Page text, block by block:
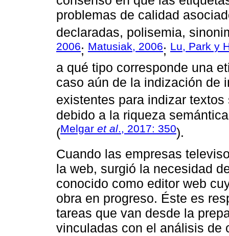
problemas de calidad
declaradas, polisemia,
2006; Matusiak, 2006; Lu, Park y
a qué tipo corresponde una
caso aún de la indización de
existentes para indizar
debido a la riqueza
(Melgar et al ., 2017: 350).
Cuando las empresas
la web, surgió la necesidad
conocido como editor web
obra en progreso. Éste es
tareas que van desde la
vinculadas con el análisis de